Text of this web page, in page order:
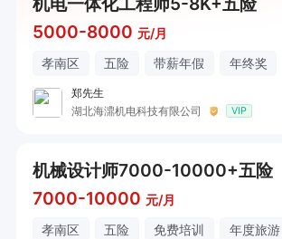
5000-8000 元/月
孝南区 五险 带薪年假 年终奖
郑先生
湖北海濎机电科技有限公司
VIP
机械设计师7000-10000+五险
7000-10000 元/月
孝南区 五险 免费培训 年度旅游